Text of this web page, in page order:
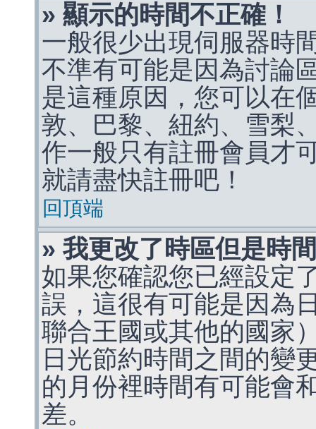
» 顯示的時間不正確！
一般很少出現伺服器時
不準有可能是因為討論
是這種原因，您可以在
敦、巴黎、紐約、雪梨
作一般只有註冊會員才
就請盡快註冊吧！
回頂端
» 我更改了時區但是時
如果您確認您已經設定
誤，這很有可能是因為
聯合王國或其他的國家
日光節約時間之間的變
的月份裡時間有可能會
差。